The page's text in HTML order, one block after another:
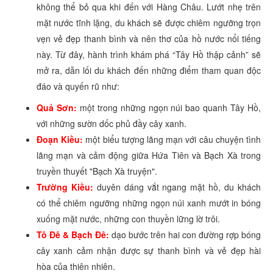
không thể bỏ qua khi đến với Hàng Châu. Lướt nhẹ trên
mặt nước tĩnh lặng, du khách sẽ được chiêm ngưỡng trọn
vẹn vẻ đẹp thanh bình và nên thơ của hồ nước nổi tiếng
này. Từ đây, hành trình khám phá “Tây Hồ thập cảnh” sẽ
mở ra, dẫn lối du khách đến những điểm tham quan độc
đáo và quyến rũ như:
Quả Sơn: một trong những ngọn núi bao quanh Tây Hồ,
với những sườn dốc phủ đầy cây xanh.
Đoạn Kiều: một biểu tượng lãng mạn với câu chuyện tình
lãng mạn và cảm động giữa Hứa Tiên và Bạch Xà trong
truyền thuyết "Bạch Xà truyện".
Trường Kiều: duyên dáng vắt ngang mặt hồ, du khách
có thể chiêm ngưỡng những ngọn núi xanh mướt in bóng
xuống mặt nước, những con thuyền lững lờ trôi.
Tô Đê & Bạch Đê: dạo bước trên hai con đường rợp bóng
cây xanh cảm nhận được sự thanh bình và vẻ đẹp hài
hòa của thiên nhiên.